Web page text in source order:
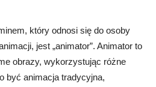
który odnosi się do osoby
jest „animator”. Animator to
obrazy, wykorzystując różne
być animacja tradycyjna,